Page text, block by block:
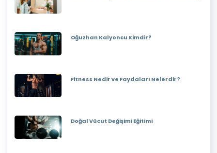
Oğuzhan Kalyoncu Kimdir?
Fitness Nedir ve Faydaları Nelerdir?
Doğal Vücut Değişimi Eğitimi